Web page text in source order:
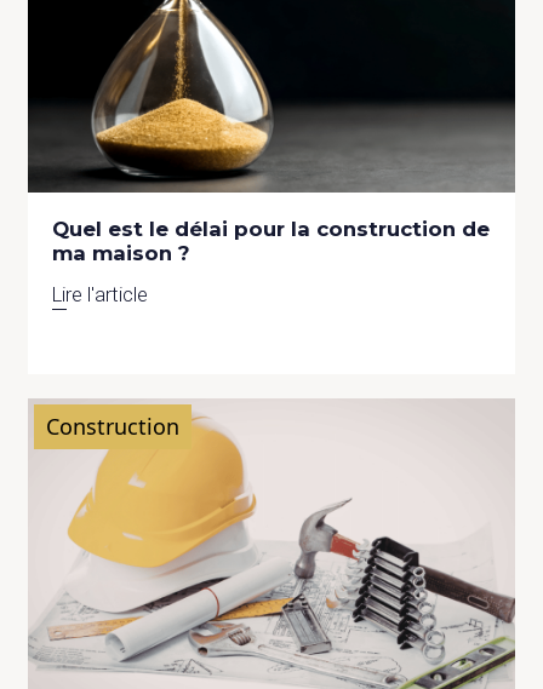
Quel est le délai pour la construction de
ma maison ?
Lire l'article
Construction